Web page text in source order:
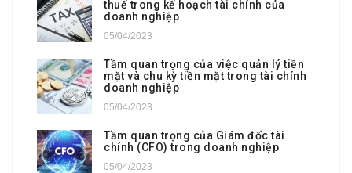
thuế trong kế hoạch tài chính của
doanh nghiệp
05/04/2023
Tầm quan trọng của việc quản lý tiền
mặt và chu kỳ tiền mặt trong tài chính
doanh nghiệp
05/04/2023
Tầm quan trọng của Giám đốc tài
chính (CFO) trong doanh nghiệp
05/04/2023